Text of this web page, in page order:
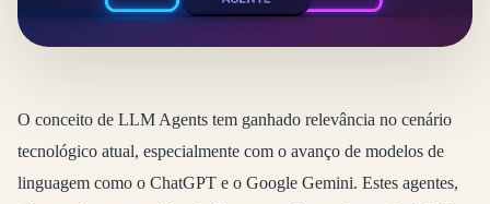
O conceito de LLM Agents tem ganhado relevância no cenário
tecnológico atual, especialmente com o avanço de modelos de
linguagem como o ChatGPT e o Google Gemini. Estes agentes,